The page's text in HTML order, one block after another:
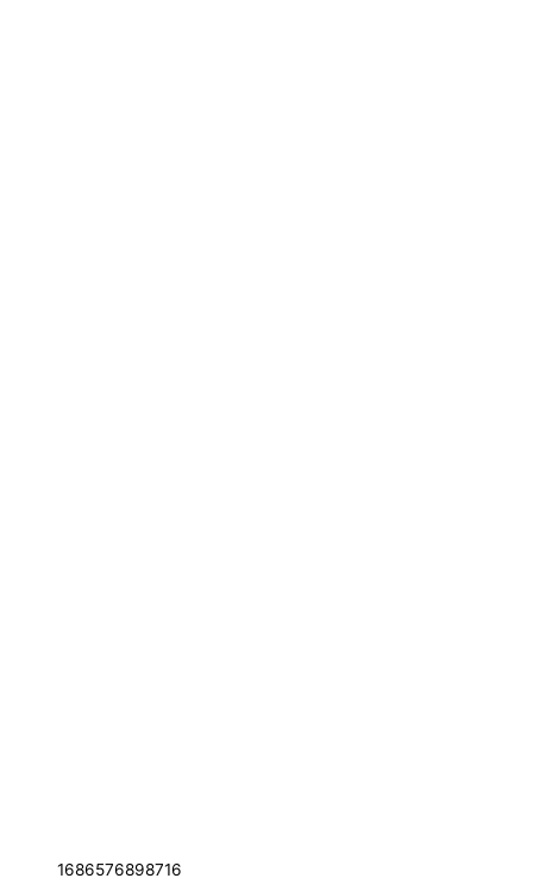
1686576898716